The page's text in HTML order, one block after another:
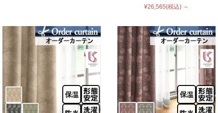
¥26,565(税込) ～